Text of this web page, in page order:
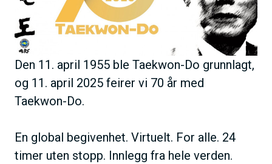
Den 11. april 1955 ble Taekwon-Do grunnlagt,
og 11. april 2025 feirer vi 70 år med
Taekwon-Do.
En global begivenhet. Virtuelt. For alle. 24
timer uten stopp. Innlegg fra hele verden.